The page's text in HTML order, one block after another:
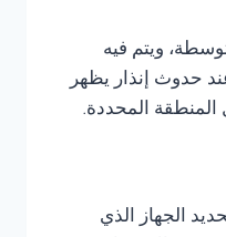
ويتم فيه
حدوث إنذار يظهر
المحددة.
الجهاز الذي